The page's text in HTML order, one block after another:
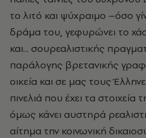
το λιτό και ψύχραιμο –όσο
δράμα του, γεφυρώνει το
και... σουρεαλιστικής
παράλογης βρετανικής
οικεία και σε μας τους
πινελιά που έχει τα
όμως κάνει αυστηρά
αίτημα την κοινωνική